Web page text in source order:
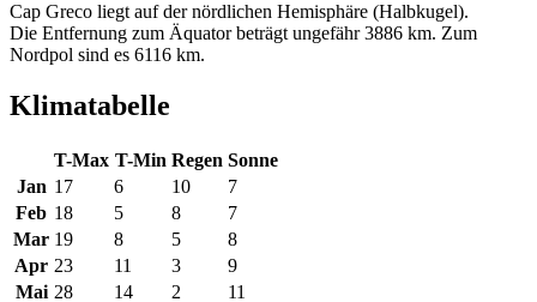
Cap Greco liegt auf der nördlichen Hemisphäre (Halbkugel).
Die Entfernung zum Äquator beträgt ungefähr 3886 km. Zum
Nordpol sind es 6116 km.
Klimatabelle
T-Max T-Min Regen Sonne
Jan 17 6 10
7
Feb 18 5 8
7
Mar 19 8 5
8
Apr 23 11 3
9
Mai 28 14 2 11